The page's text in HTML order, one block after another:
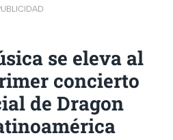
se eleva al
concierto
de Dragon